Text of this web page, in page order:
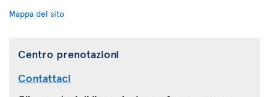
Mappa del sito
Centro prenotazioni
Contattaci